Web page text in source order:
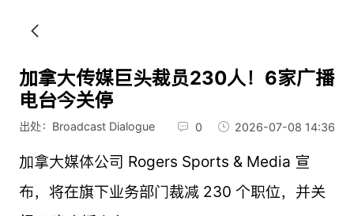
加拿大传媒巨头裁员230人！6家广播
电台今关停
出处：Broadcast Dialogue 0 2026-07-08 14:36
加拿大媒体公司 Rogers Sports & Media 宣
布，将在旗下业务部门裁减 230 个职位，并关